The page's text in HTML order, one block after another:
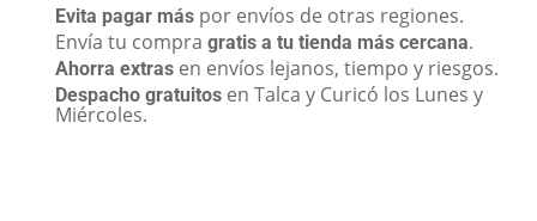
Evita pagar más por envíos de otras regiones.
Envía tu compragratis a tu tienda más cercana.
Ahorra extras en envíos lejanos, tiempo y riesgos.
Despacho gratuitos en Talca y Curicó los Lunes y
Miércoles.